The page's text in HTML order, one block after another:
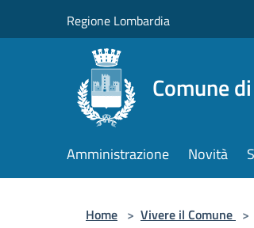
Regione Lombardia
Comune
Amministrazione Novità
Home > Vivere il Comune >